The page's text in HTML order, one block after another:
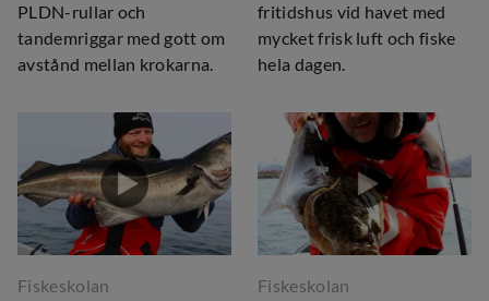
PLDN-rullar och
tandemriggar med gott om
avstånd mellan krokarna.
fritidshus vid havet med
mycket frisk luft och fiske
hela dagen.
Fiskeskolan Fiskeskolan